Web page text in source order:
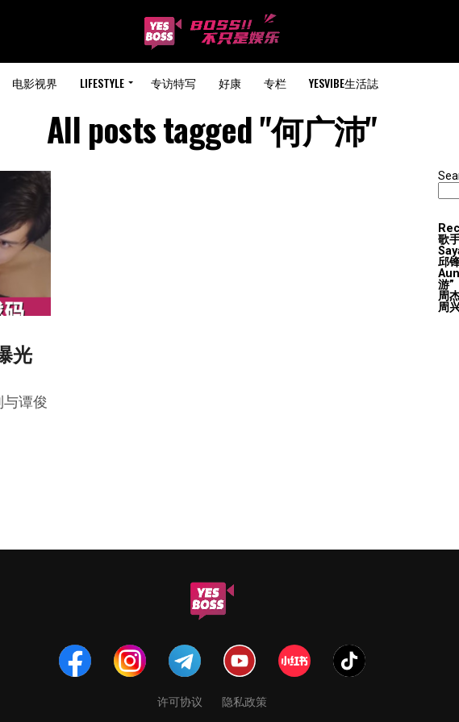
电影视界 LIFESTYLE 专访特写 好康 专栏 YESVIBE生活誌
All posts tagged "何广沛"
光
谭俊
歌
邱
游”
周
周
许可协议 隐私政策